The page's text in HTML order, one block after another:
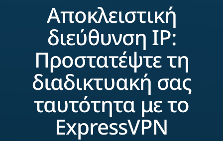
Αποκλειστική
διεύθυνση IP:
Προστατέψτε τη
διαδικτυακή σας
ταυτότητα με το
ExpressVPN